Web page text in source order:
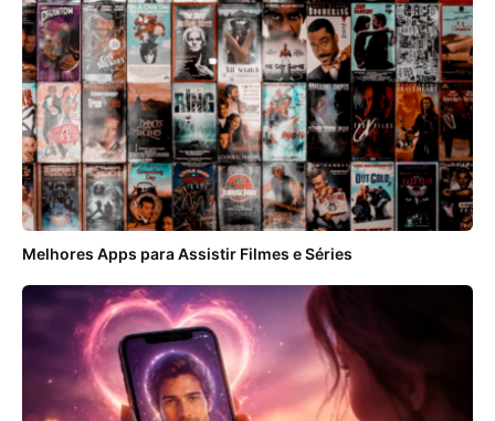
Melhores Apps para Assistir Filmes e Séries